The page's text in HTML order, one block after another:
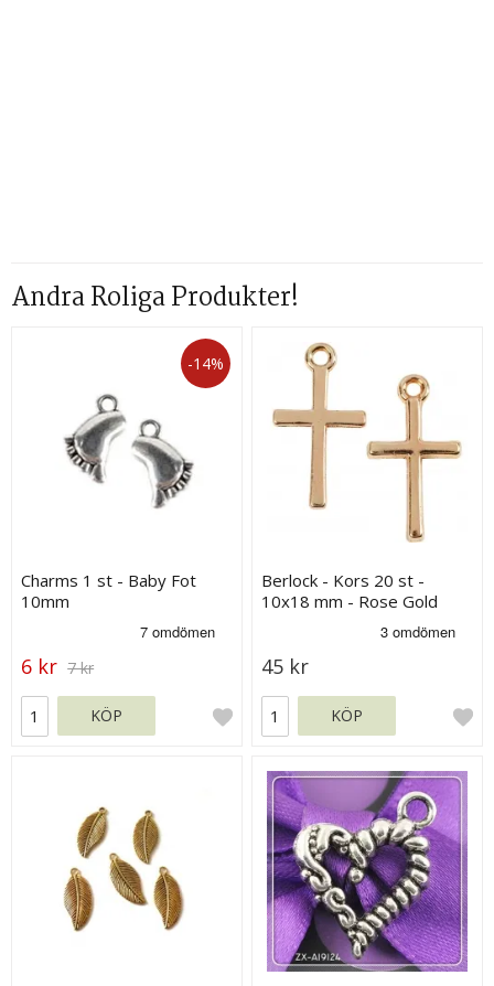
Andra Roliga Produkter!
-14%
Charms 1 st - Baby Fot
10mm
6 kr 7 kr
KÖP
Berlock - Kors 20 st -
10x18 mm - Rose Gold
45 kr
KÖP